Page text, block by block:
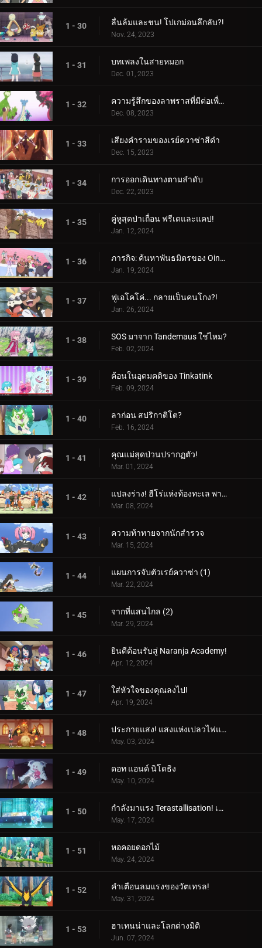
1 - 30 ลื่นล้มและชน! โปเกม่อนลึกลับ?!
Nov. 24, 2023
1 - 31 บทเพลงในสายหมอก
Dec. 01, 2023
1 - 32 ความรู้สึกของลาพราสที่มีต่อเพื่อน
Dec. 08, 2023
1 - 33 เสียงคำรามของเรย์ควาซ่าสีดำ
Dec. 15, 2023
1 - 34 การออกเดินทางตามลำดับ
Dec. 22, 2023
1 - 35 คู่หูสุดป่าเถื่อน ฟรีเดและแคป!
Jan. 12, 2024
1 - 36 ภารกิจ: ค้นหาพันธมิตรของ Oinkologne!
Jan. 19, 2024
1 - 37 ฟูเอโคโค่... กลายเป็นคนโกง?!
Jan. 26, 2024
1 - 38 SOS มาจาก Tandemaus ใช่ไหม?
Feb. 02, 2024
1 - 39 ค้อนในอุดมคติของ Tinkatink
Feb. 09, 2024
1 - 40 ลาก่อน สปริกาติโต?
Feb. 16, 2024
1 - 41 คุณแม่สุดป่วนปรากฏตัว!
Mar. 01, 2024
1 - 42 แปลงร่าง! ฮีโร่แห่งท้องทะเล พาลาฟิน
Mar. 08, 2024
1 - 43 ความท้าทายจากนักสำรวจ
Mar. 15, 2024
1 - 44 แผนการจับตัวเรย์ควาซ่า (1)
Mar. 22, 2024
1 - 45 จากที่แสนไกล (2)
Mar. 29, 2024
1 - 46 ยินดีต้อนรับสู่ Naranja Academy!
Apr. 12, 2024
1 - 47 ใส่หัวใจของคุณลงไป!
Apr. 19, 2024
1 - 48 ประกายแสง! แสงแห่งเปลวไฟและศิลปะ!
May. 03, 2024
1 - 49 ดอท แอนด์ นิโดธิง
May. 10, 2024
1 - 50 กำลังมาแรง Terastallisation! เต้น เต้น Quaxly!
May. 17, 2024
1 - 51 หอคอยดอกไม้
May. 24, 2024
1 - 52 คำเตือนลมแรงของวัตเทรล!
May. 31, 2024
1 - 53 ฮาเทนน่าและโลกต่างมิติ
Jun. 07, 2024